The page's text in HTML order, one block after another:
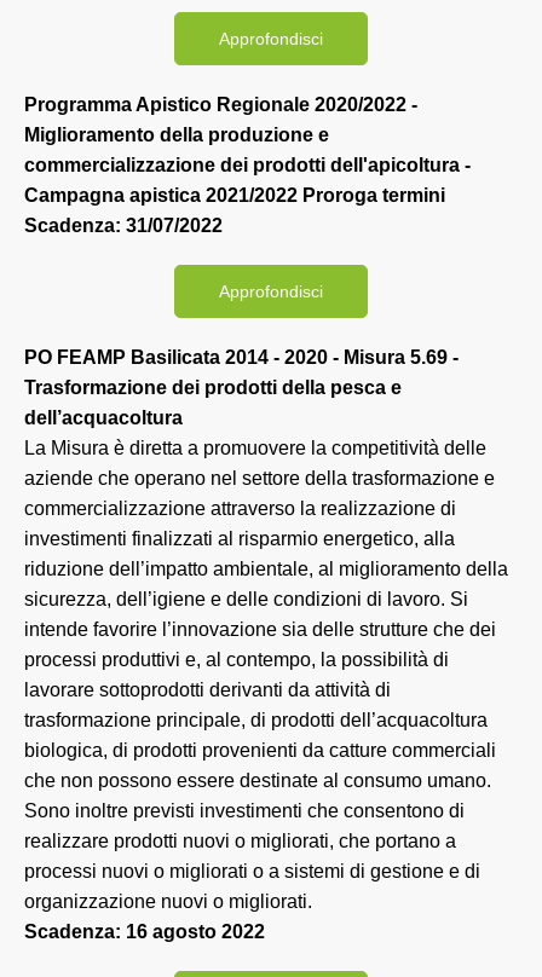
Approfondisci
Programma Apistico Regionale 2020/2022 -
Miglioramento della produzione e
commercializzazione dei prodotti dell'apicoltura -
Campagna apistica 2021/2022 Proroga termini
Scadenza: 31/07/2022
Approfondisci
PO FEAMP Basilicata 2014 - 2020 - Misura 5.69 -
Trasformazione dei prodotti della pesca e
dell’acquacoltura
La Misura è diretta a promuovere la competitività delle
aziende che operano nel settore della trasformazione e
commercializzazione attraverso la realizzazione di
investimenti finalizzati al risparmio energetico, alla
riduzione dell’impatto ambientale, al miglioramento della
sicurezza, dell’igiene e delle condizioni di lavoro. Si
intende favorire l’innovazione sia delle strutture che dei
processi produttivi e, al contempo, la possibilità di
lavorare sottoprodotti derivanti da attività di
trasformazione principale, di prodotti dell’acquacoltura
biologica, di prodotti provenienti da catture commerciali
che non possono essere destinate al consumo umano.
Sono inoltre previsti investimenti che consentono di
realizzare prodotti nuovi o migliorati, che portano a
processi nuovi o migliorati o a sistemi di gestione e di
organizzazione nuovi o migliorati.
Scadenza: 16 agosto 2022